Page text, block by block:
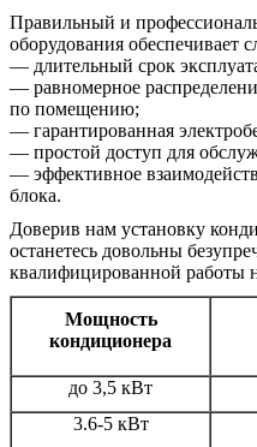
Правильный и
оборудования обеспечивает
— длительный срок
— равномерное
по помещению;
— гарантированная
— простой доступ для
— эффективное
блока.
Доверив нам установку
останетесь довольны
квалифицированной работы
Мощность
кондиционера
до 3,5 кВт
3.6-5 кВт